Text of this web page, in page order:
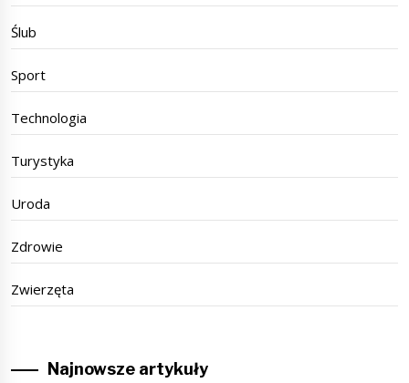
Ślub
Sport
Technologia
Turystyka
Uroda
Zdrowie
Zwierzęta
Najnowsze artykuły